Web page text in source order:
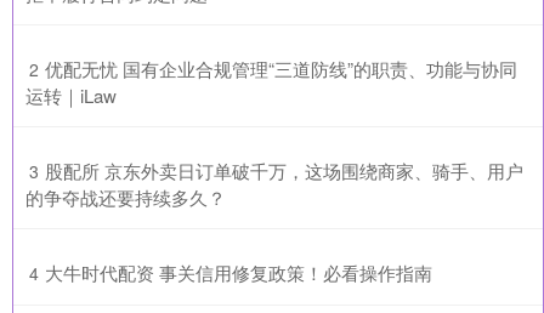
2 ​优配无忧 国有企业合规管理“三道防线”的职责、功能与协同
运转｜iLaw
3 ​股配所 京东外卖日订单破千万，这场围绕商家、骑手、用户
的争夺战还要持续多久？
4 ​大牛时代配资 事关信用修复政策！必看操作指南